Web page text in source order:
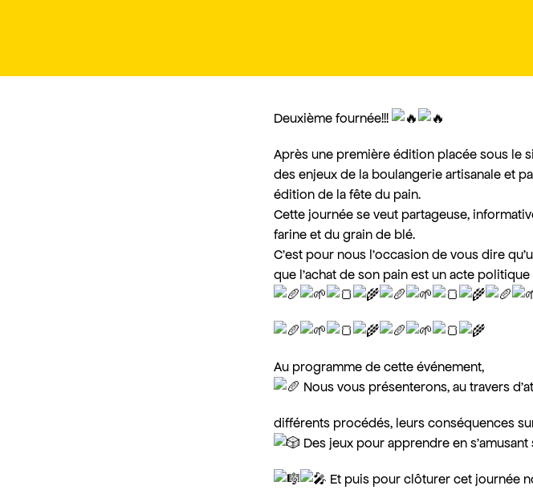
Deuxième fournée!!!
Après une première édition placée sous le
des enjeux de la boulangerie artisanale et
édition de la fête du pain.
Cette journée se veut partageuse,
farine et du grain de blé.
C’est pour nous l’occasion de vous dire
que l’achat de son pain est un acte politique
Au programme de cette événement,
Nous vous présenterons, au travers
différents procédés, leurs conséquences
Des jeux pour apprendre en
Et puis pour clôturer cet journée